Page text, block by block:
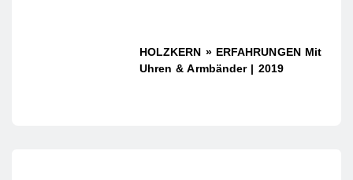
HOLZKERN » ERFAHRUNGEN Mit
Uhren & Armbänder | 2019